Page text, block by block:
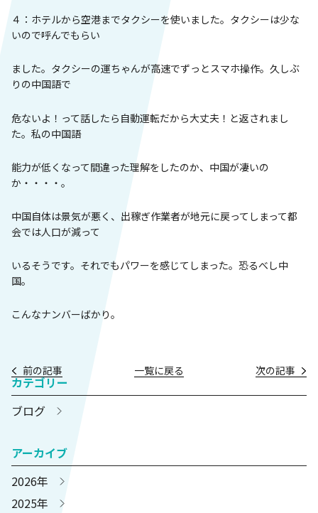
４：ホテルから空港までタクシーを使いました。タクシーは少な
いので呼んでもらい
ました。タクシーの運ちゃんが高速でずっとスマホ操作。久しぶ
りの中国語で
危ないよ！って話したら自動運転だから大丈夫！と返されまし
た。私の中国語
能力が低くなって間違った理解をしたのか、中国が凄いの
か・・・・。
中国自体は景気が悪く、出稼ぎ作業者が地元に戻ってしまって都
会では人口が減って
いるそうです。それでもパワーを感じてしまった。恐るべし中
国。
こんなナンバーばかり。
前の記事 一覧に戻る 次の記事
カテゴリー
ブログ
アーカイブ
2026年
2025年